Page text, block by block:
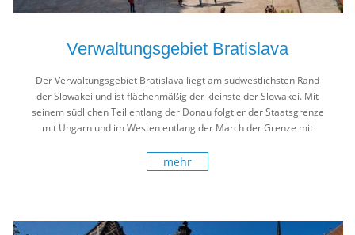
Verwaltungsgebiet Bratislava
Der Verwaltungsgebiet Bratislava liegt am südwestlichsten Rand
der Slowakei und ist flächenmäßig der kleinste der Slowakei. Mit
seinem südlichen Teil entlang der Donau folgt er der Staatsgrenze
mit Ungarn und im Westen entlang der March der Grenze mit
mehr